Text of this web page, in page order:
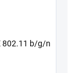
802.11 b/g/n